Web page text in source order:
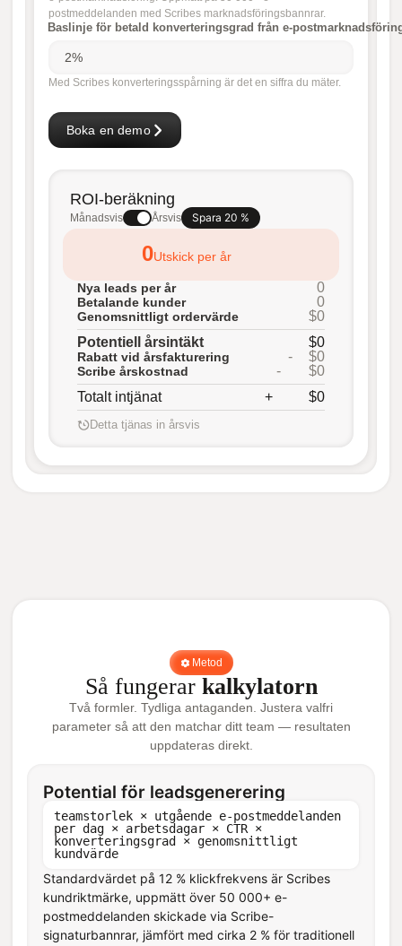
postmeddelanden med Scribes marknadsföringsbannrar.
Baslinje för betald konverteringsgrad från e-
Med Scribes konverteringsspårning är det en siffra du mäter.
ROI-beräkning
Månadsvis Årsvis Spara 20 %
0Utskick per år
Nya leads per år 0
Betalande kunder 0
Genomsnittligt ordervärde
$0
Potentiell årsintäkt
$0
Rabatt vid årsfakturering - $0
Scribe årskostnad -
$0
Totalt intjänat
+ $0
Detta tjänas in årsvis
Boka en demo
Metod
Så fungerar kalkylatorn
Två formler. Tydliga antaganden. Justera valfri
parameter så att den matchar ditt team — resultaten
uppdateras direkt.
Potential för leadsgenerering
teamstorlek × utgående e-postmeddelanden
per dag × arbetsdagar × CTR ×
konverteringsgrad × genomsnittligt
kundvärde
Standardvärdet på 12 % klickfrekvens är Scribes
kundriktmärke, uppmätt över 50 000+ e-
postmeddelanden skickade via Scribe-
signaturbannrar, jämfört med cirka 2 % för traditionell